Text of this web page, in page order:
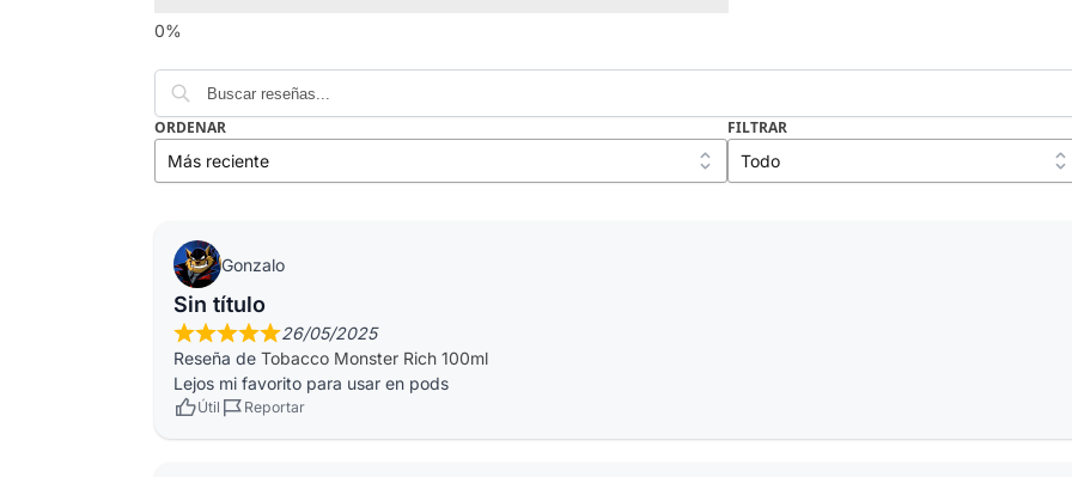
ORDENAR FILTRAR
Gonzalo
Sin título
26/05/2025
Reseña de Tobacco Monster Rich 100ml
Lejos mi favorito para usar en pods
Útil Reportar